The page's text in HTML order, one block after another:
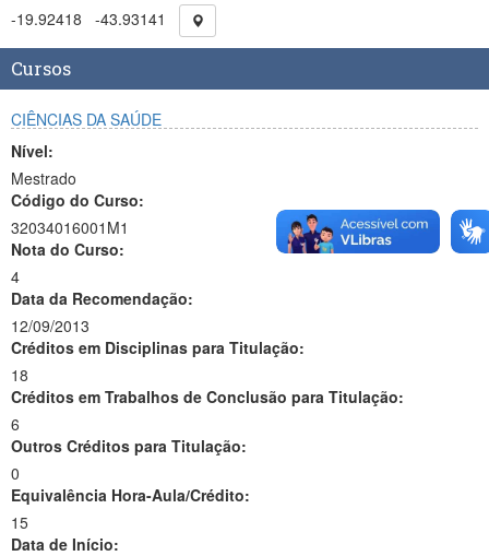
-19.92418
-43.93141
Cursos
CIÊNCIAS DA SAÚDE
Nível:
Mestrado
Código do Curso:
32034016001M1
Nota do Curso:
4
Data da Recomendação:
12/09/2013
Créditos em Disciplinas para Titulação:
18
Créditos em Trabalhos de Conclusão para Titulação:
6
Outros Créditos para Titulação:
0
Equivalência Hora-Aula/Crédito:
15
Data de Início: